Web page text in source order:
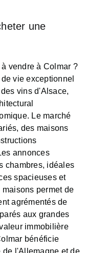
une
vendre à Colmar ?
vie exceptionnel
vins d'Alsace,
Le marché
des maisons
annonces
chambres, idéales
spacieuses et
maisons permet de
agrémentés de
aux grandes
immobilière
bénéficie